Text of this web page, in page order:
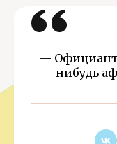
—
нибудь